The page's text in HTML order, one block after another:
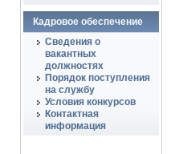
Кадровое обеспечение
Сведения о
вакантных
должностях
Порядок поступления
на службу
Условия конкурсов
Контактная
информация